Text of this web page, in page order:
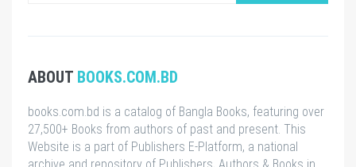
ABOUT BOOKS.COM.BD
books.com.bd is a catalog of Bangla Books, featuring over
27,500+ Books from authors of past and present. This
Website is a part of Publishers E-Platform, a national